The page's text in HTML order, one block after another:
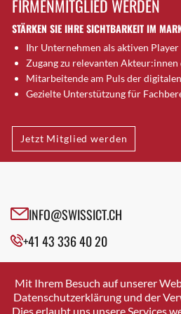
Brütten
Bubendorf
Bubikon
Buchs (SG)
Burgdorf
Bülach
Cazis
Cham
Davos Platz
Davos Platz 1
Dietikon
Dietlikon
FIRMENMITGLIED WERDEN
STÄRKEN SIE IHRE SICHTBARKEIT IM
Ihr Unternehmen als aktiven
Zugang zu relevanten
Mitarbeitende am Puls der
Gezielte Unterstützung für
Jetzt Mitglied werden
INFO@SWISSICT.CH
+41 43 336 40 20
SWISSICT
VULKANSTRASSE 120
8048 ZURICH
Mit Ihrem Besuch auf unserer
Datenschutzerklärung und der
Dies erlaubt uns unsere Services